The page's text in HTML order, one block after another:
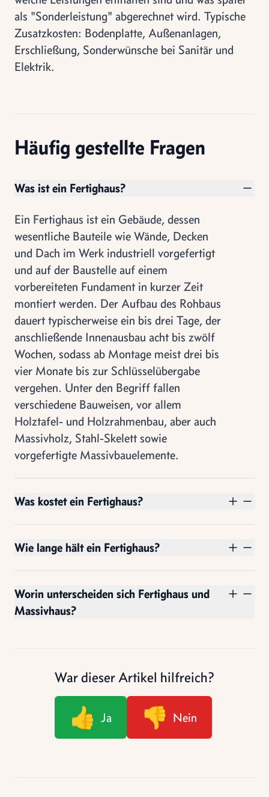
als "Sonderleistung" abgerechnet wird. Typische
Zusatzkosten: Bodenplatte, Außenanlagen,
Erschließung, Sonderwünsche bei Sanitär und
Elektrik.
Häufig gestellte Fragen
Was ist ein Fertighaus?
Ein Fertighaus ist ein Gebäude, dessen
wesentliche Bauteile wie Wände, Decken
und Dach im Werk industriell vorgefertigt
und auf der Baustelle auf einem
vorbereiteten Fundament in kurzer Zeit
montiert werden. Der Aufbau des Rohbaus
dauert typischerweise ein bis drei Tage, der
anschließende Innenausbau acht bis zwölf
Wochen, sodass ab Montage meist drei bis
vier Monate bis zur Schlüsselübergabe
vergehen. Unter den Begriff fallen
verschiedene Bauweisen, vor allem
Holztafel- und Holzrahmenbau, aber auch
Massivholz, Stahl-Skelett sowie
vorgefertigte Massivbauelemente.
Was kostet ein Fertighaus?
Wie lange hält ein Fertighaus?
Worin unterscheiden sich Fertighaus und
Massivhaus?
War dieser Artikel hilfreich?
👍 Ja 👎 Nein